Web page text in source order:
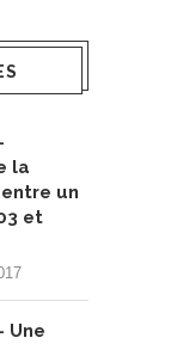
la
un
et
Une